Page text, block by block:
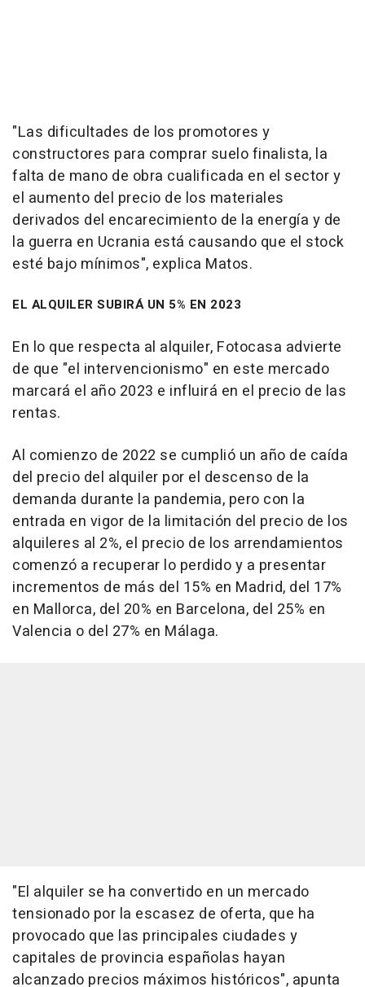
"Las dificultades de los promotores y
constructores para comprar suelo finalista, la
falta de mano de obra cualificada en el sector y
el aumento del precio de los materiales
derivados del encarecimiento de la energía y de
la guerra en Ucrania está causando que el stock
esté bajo mínimos", explica Matos.
EL ALQUILER SUBIRÁ UN 5% EN 2023
En lo que respecta al alquiler, Fotocasa advierte
de que "el intervencionismo" en este mercado
marcará el año 2023 e influirá en el precio de las
rentas.
Al comienzo de 2022 se cumplió un año de caída
del precio del alquiler por el descenso de la
demanda durante la pandemia, pero con la
entrada en vigor de la limitación del precio de los
alquileres al 2%, el precio de los arrendamientos
comenzó a recuperar lo perdido y a presentar
incrementos de más del 15% en Madrid, del 17%
en Mallorca, del 20% en Barcelona, del 25% en
Valencia o del 27% en Málaga.
"El alquiler se ha convertido en un mercado
tensionado por la escasez de oferta, que ha
provocado que las principales ciudades y
capitales de provincia españolas hayan
alcanzado precios máximos históricos", apunta